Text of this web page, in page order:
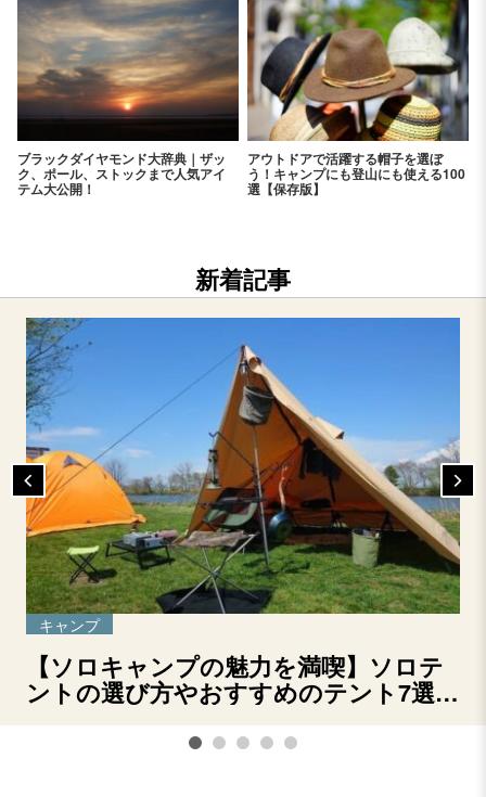
ブラックダイヤモンド大辞典｜ザッ
ク、ポール、ストックまで人気アイ
テム大公開！
アウトドアで活躍する帽子を選ぼ
う！キャンプにも登山にも使える100
選【保存版】
新着記事
キャンプ
【ソロキャンプの魅力を満喫】ソロテ
ントの選び方やおすすめのテント7選を